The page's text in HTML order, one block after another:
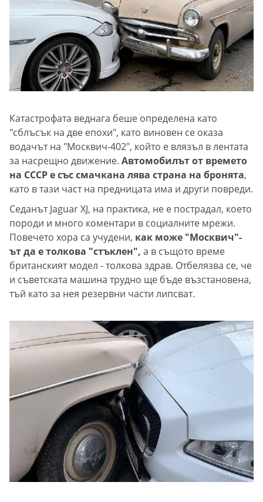
Катастрофата веднага беше определена като
"сблъсък на две епохи", като виновен се оказа
водачът на "Москвич-402", който е влязъл в лентата
за насрещно движение. Автомобилът от времето
на СССР е със смачкана лява страна на бронята,
като в тази част на предницата има и други повреди.
Седанът Jaguar XJ, на практика, не е пострадал, което
породи и много коментари в социалните мрежи.
Повечето хора са учудени, как може "Москвич"-
ът да е толкова "стъклен", а в същото време
британският модел - толкова здрав. Отбелязва се, че
и съветската машина трудно ще бъде възстановена,
тъй като за нея резервни части липсват.